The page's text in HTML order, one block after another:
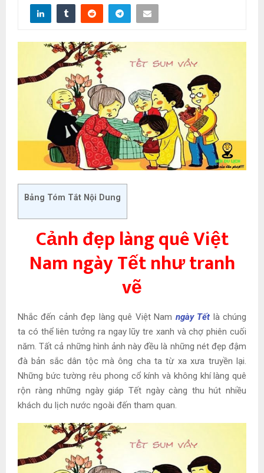
Bảng Tóm Tắt Nội Dung
Cảnh đẹp làng quê Việt
Nam ngày Tết như tranh
vẽ
Nhắc đến cảnh đẹp làng quê Việt Nam ngày Tết là chúng
ta có thể liên tưởng ra ngay lũy tre xanh và chợ phiên cuối
năm. Tất cả những hình ảnh này đều là những nét đẹp đậm
đà bản sắc dân tộc mà ông cha ta từ xa xưa truyền lại.
Những bức tường rêu phong cổ kính và không khí làng quê
rộn ràng những ngày giáp Tết ngày càng thu hút nhiều
khách du lịch nước ngoài đến tham quan.